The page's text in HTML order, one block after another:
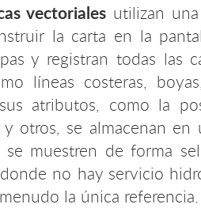
vectoriales utilizan
la carta en la
y registran todas las
líneas costeras,
atributos, como la
otros, se almacenan en
muestren de forma
no hay servicio
la única referencia.